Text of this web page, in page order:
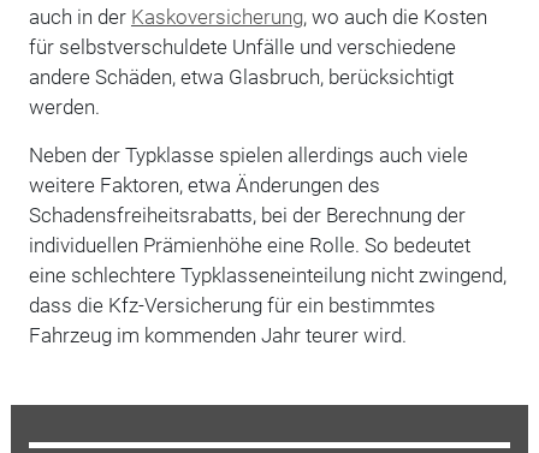
auch in der Kaskoversicherung, wo auch die Kosten
für selbstverschuldete Unfälle und verschiedene
andere Schäden, etwa Glasbruch, berücksichtigt
werden.
Neben der Typklasse spielen allerdings auch viele
weitere Faktoren, etwa Änderungen des
Schadensfreiheitsrabatts, bei der Berechnung der
individuellen Prämienhöhe eine Rolle. So bedeutet
eine schlechtere Typklasseneinteilung nicht zwingend,
dass die Kfz-Versicherung für ein bestimmtes
Fahrzeug im kommenden Jahr teurer wird.